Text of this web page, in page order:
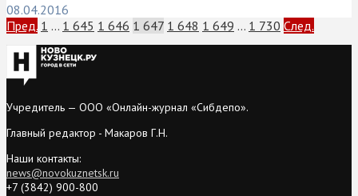
08.04.2016
Пред. 1 … 1 645 1 646 1 647 1 648 1 649 … 1 730 След.
Учредитель — ООО «Онлайн-журнал «Сибдепо».
Главный редактор - Макаров Г.Н.
Наши контакты:
news@novokuznetsk.ru
+7 (3842) 900-800